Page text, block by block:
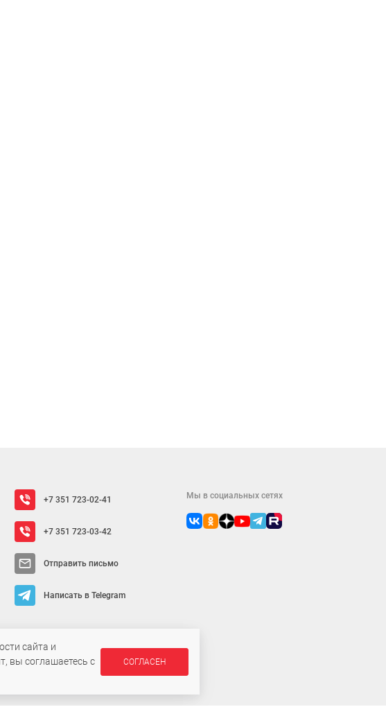
+7 351 723-02-41
+7 351 723-03-42
Отправить письмо
Написать в Telegram
Мы в социальных сетях
сайта и
вы соглашаетесь с
СОГЛАСЕН